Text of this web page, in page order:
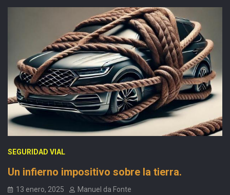
SEGURIDAD VIAL
Un infierno impositivo sobre la tierra.
13 enero, 2025 Manuel da Fonte